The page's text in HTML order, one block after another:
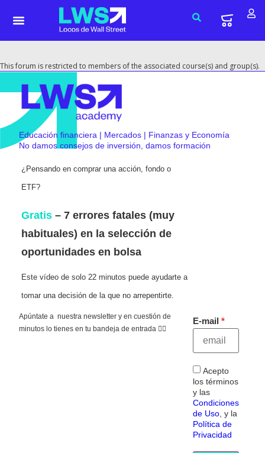
This forum is restricted to members of the associated course(s) and group(s).
Educación financiera | Mercados | Finanzas y Economía
No damos consejos de inversión, damos formación
¿Pensando en comprar una acción, fondo o
ETF?
Gratis – 7 errores fatales (muy
habituales) en la selección de
oportunidades en bolsa
Este vídeo de solo 22 minutos puede ayudarte a
tomar una decisión de la que no arrepentirte.
Apúntate a nuestra newsletter y en cuestión de
minutos lo tienes en tu bandeja de entrada 👇🏻
E-mail
Acepto
los términos
y las
Condiciones
de Uso, y la
Política de
Privacidad